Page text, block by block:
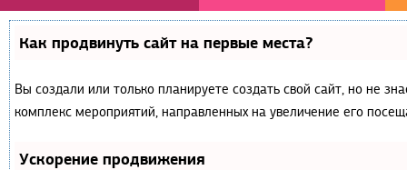
Как продвинуть сайт на первые места?
Вы создали или только планируете создать свой сайт, но не
комплекс мероприятий, направленных на увеличение его
Ускорение продвижения